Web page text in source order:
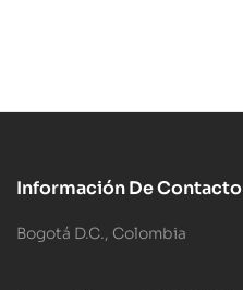
Información De Contacto
Bogotá D.C., Colombia